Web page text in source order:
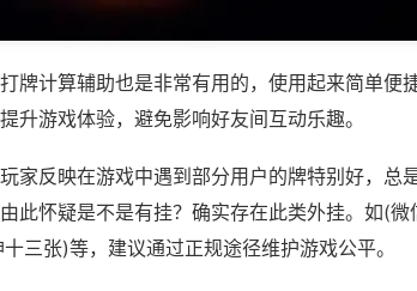
牌计算辅助也是非常有用的，使用起来简单便
升游戏体验，避免影响好友间互动乐趣。
家反映在游戏中遇到部分用户的牌特别好，总
此怀疑是不是有挂？确实存在此类外挂。如(微
三张)等，建议通过正规途径维护游戏公平。